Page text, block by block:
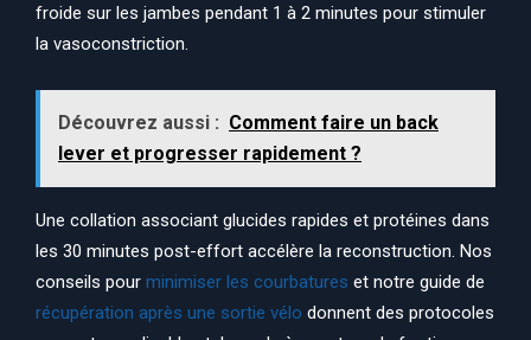
froide sur les jambes pendant 1 à 2 minutes pour stimuler
la vasoconstriction.
Découvrez aussi : Comment faire un back
lever et progresser rapidement ?
Une collation associant glucides rapides et protéines dans
les 30 minutes post-effort accélère la reconstruction. Nos
conseils pour minimiser les courbatures et notre guide de
récupération après une sortie vélo donnent des protocoles